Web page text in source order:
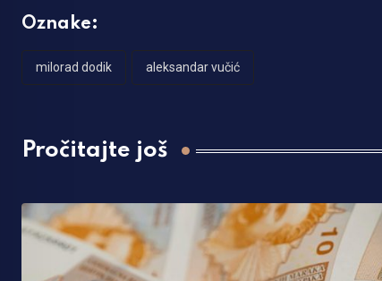
Oznake:
milorad dodik aleksandar vučić
Pročitajte još